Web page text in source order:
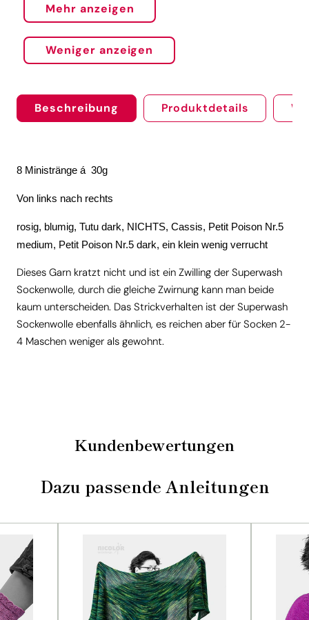
Mehr anzeigen
Weniger anzeigen
Beschreibung Produktdetails
8 Ministränge á 30g
Von links nach rechts
rosig, blumig, Tutu dark, NICHTS, Cassis, Petit Poison Nr.5
medium, Petit Poison Nr.5 dark, ein klein wenig verrucht
Dieses Garn kratzt nicht und ist ein Zwilling der Superwash
Sockenwolle, durch die gleiche Zwirnung kann man beide
kaum unterscheiden. Das Strickverhalten ist der Superwash
Sockenwolle ebenfalls ähnlich, es reichen aber für Socken 2-
4 Maschen weniger als gewohnt.
Kundenbewertungen
Dazu passende Anleitungen